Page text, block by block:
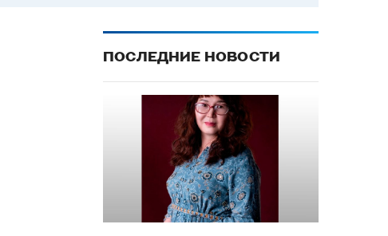
ПОСЛЕДНИЕ НОВОСТИ